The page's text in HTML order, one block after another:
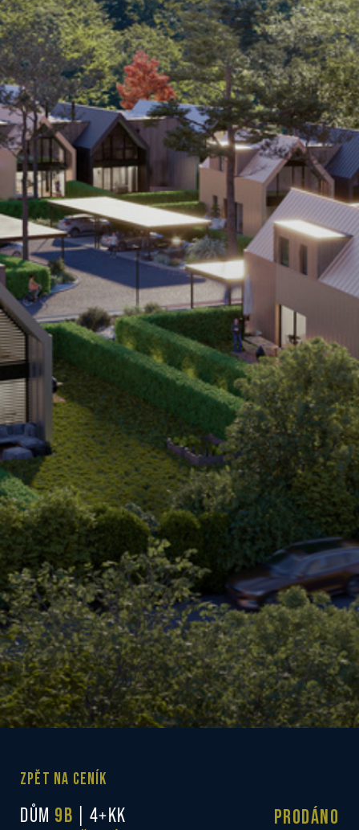
ZPĚT NA CENÍK
DŮM 9B | 4+KK
PRODÁNO